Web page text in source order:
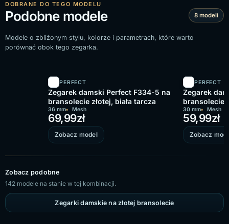
DOBRANE DO TEGO MODELU
Podobne modele 8 modeli
Modele o zbliżonym stylu, kolorze i parametrach, które warto
porównać obok tego zegarka.
PERFECT
Zegarek damski Perfect F334-5 na
bransolecie złotej, biała tarcza
36 mm Mesh
69,99zł
Zobacz model
PERFECT
Zegarek
bransolecie
tarcza
30 mm Mesh
59,99zł
Zobacz
Zobacz podobne
142 modele na stanie w tej kombinacji.
Zegarki damskie na złotej bransolecie